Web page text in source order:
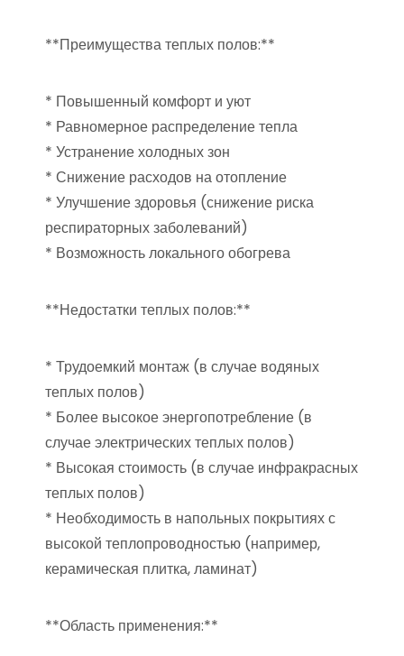
**Преимущества теплых полов:**
* Повышенный комфорт и уют
* Равномерное распределение тепла
* Устранение холодных зон
* Снижение расходов на отопление
* Улучшение здоровья (снижение риска
респираторных заболеваний)
* Возможность локального обогрева
**Недостатки теплых полов:**
* Трудоемкий монтаж (в случае водяных
теплых полов)
* Более высокое энергопотребление (в
случае электрических теплых полов)
* Высокая стоимость (в случае инфракрасных
теплых полов)
* Необходимость в напольных покрытиях с
высокой теплопроводностью (например,
керамическая плитка, ламинат)
**Область применения:**